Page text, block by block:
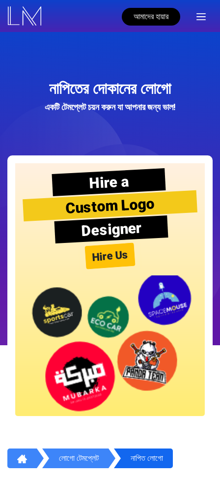
আমাদের হায়ার
নাপিতের দোকানের লোগো
একটি টেমপ্লেট চয়ন করুন যা আপনার জন্য ভাল!
Hire a
Custom Logo
Designer
Hire Us
লোগো টেমপ্লেট নাপিত লোগো